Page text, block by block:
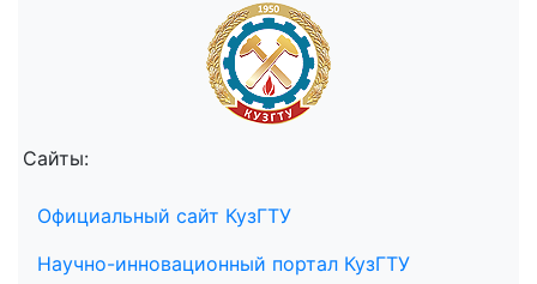
Сайты:
Официальный сайт КузГТУ
Научно-инновационный портал КузГТУ